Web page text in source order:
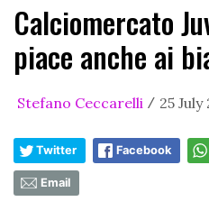
Calciomercato
piace anche ai
Stefano Ceccarelli / 25 July
Twitter Facebook
Email